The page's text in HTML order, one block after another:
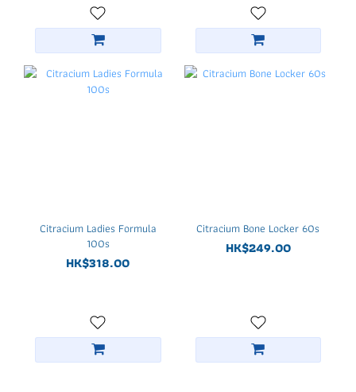
Citracium Ladies Formula
100s
HK$318.00
Citracium Bone Locker 60s
HK$249.00